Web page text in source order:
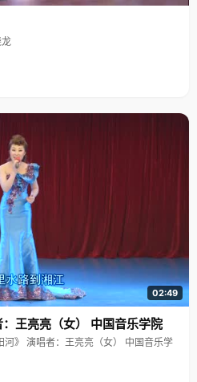
02:49
王亮亮（女） 中国音乐学院
》 演唱者：王亮亮（女） 中国音乐学